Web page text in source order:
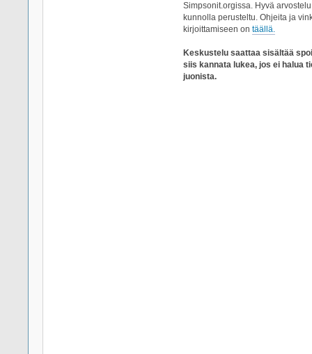
Simpsonit.orgissa. Hyvä
kunnolla perusteltu. Ohjeita ja
kirjoittamiseen on täällä.
Keskustelu saattaa sisältää
siis kannata lukea, jos ei halua
juonista.